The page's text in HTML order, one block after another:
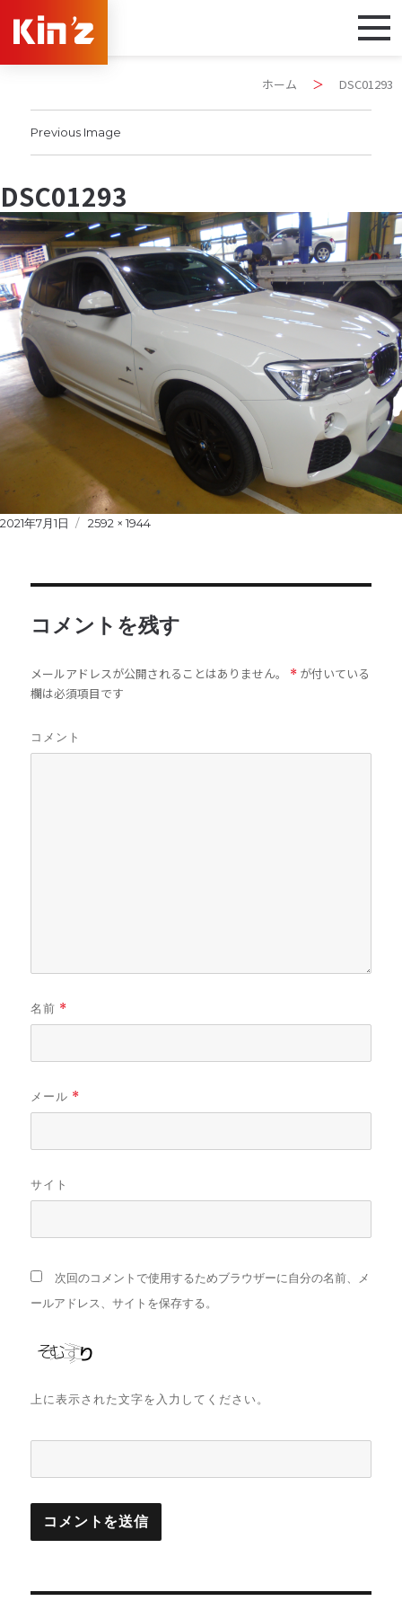
ホーム ＞ DSC01293
Previous Image
DSC01293
Posted
2021年7月1日
Full
2592 × 1944
コメントを残す
メールアドレスが公開されることはありません。 * が付いている
欄は必須項目です
コメント
名前 *
メール *
サイト
次回のコメントで使用するためブラウザーに自分の名前、メ
ールアドレス、サイトを保存する。
上に表示された文字を入力してください。